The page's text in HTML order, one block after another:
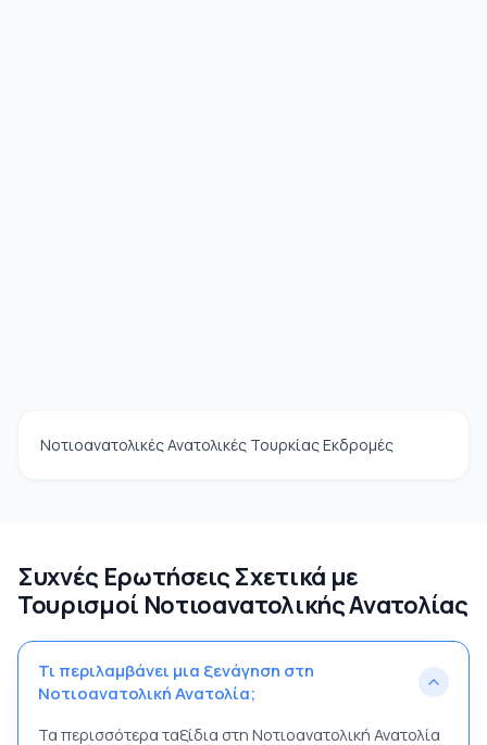
Νοτιοανατολικές Ανατολικές Τουρκίας Εκδρομές
Συχνές Ερωτήσεις Σχετικά με
Τουρισμοί Νοτιοανατολικής Ανατολίας
Τι περιλαμβάνει μια ξενάγηση στη
Νοτιοανατολική Ανατολία;
Τα περισσότερα ταξίδια στη Νοτιοανατολική Ανατολία